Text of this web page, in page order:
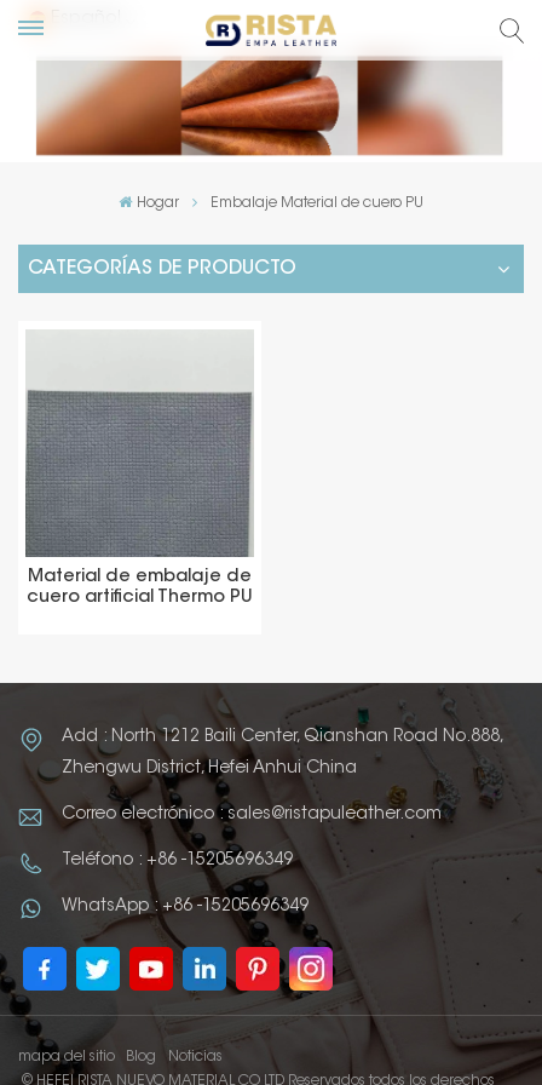
Hogar Embalaje Material de cuero PU
CATEGORÍAS DE PRODUCTO
Material de embalaje de
cuero artificial Thermo PU
Add : North 1212 Baili Center, Qianshan Road No.888,
Zhengwu District, Hefei Anhui China
Correo electrónico : sales@ristapuleather.com
Teléfono : +86 -15205696349
WhatsApp : +86 -15205696349
mapa del sitio Blog
Noticias
© HEFEI RISTA NUEVO MATERIAL CO LTD Reservados todos los derechos